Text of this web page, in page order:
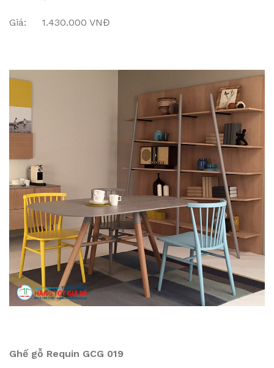
Giá: 1.430.000 VNĐ
Ghế gỗ Requin GCG 019